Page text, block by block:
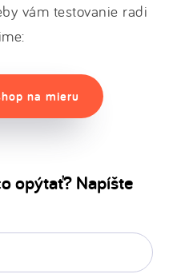
vám testovanie radi
:
na mieru
opýtať? Napíšte